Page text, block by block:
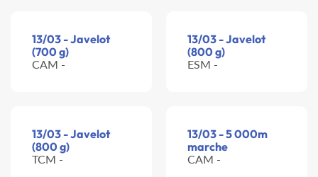
13/03 - Javelot
(700 g)
CAM -
13/03 - Javelot
(800 g)
ESM -
13/03 - Javelot
(800 g)
TCM -
13/03 - 5 000m
marche
CAM -